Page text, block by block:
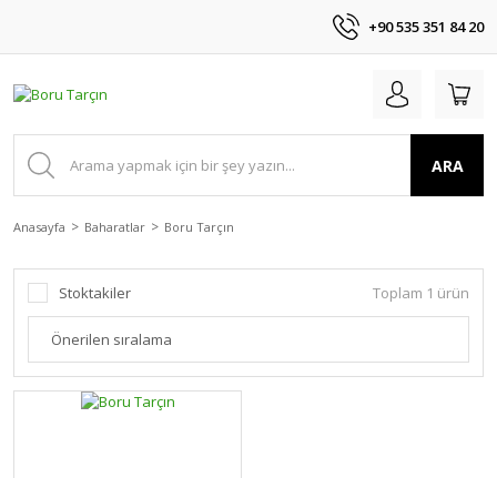
+90 535 351 84 20
ARA
Anasayfa Baharatlar Boru Tarçın
Stoktakiler Toplam 1 ürün